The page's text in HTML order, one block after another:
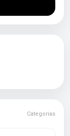
Categorias